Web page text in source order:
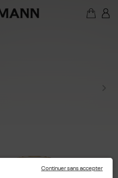
Continuer sans accepter